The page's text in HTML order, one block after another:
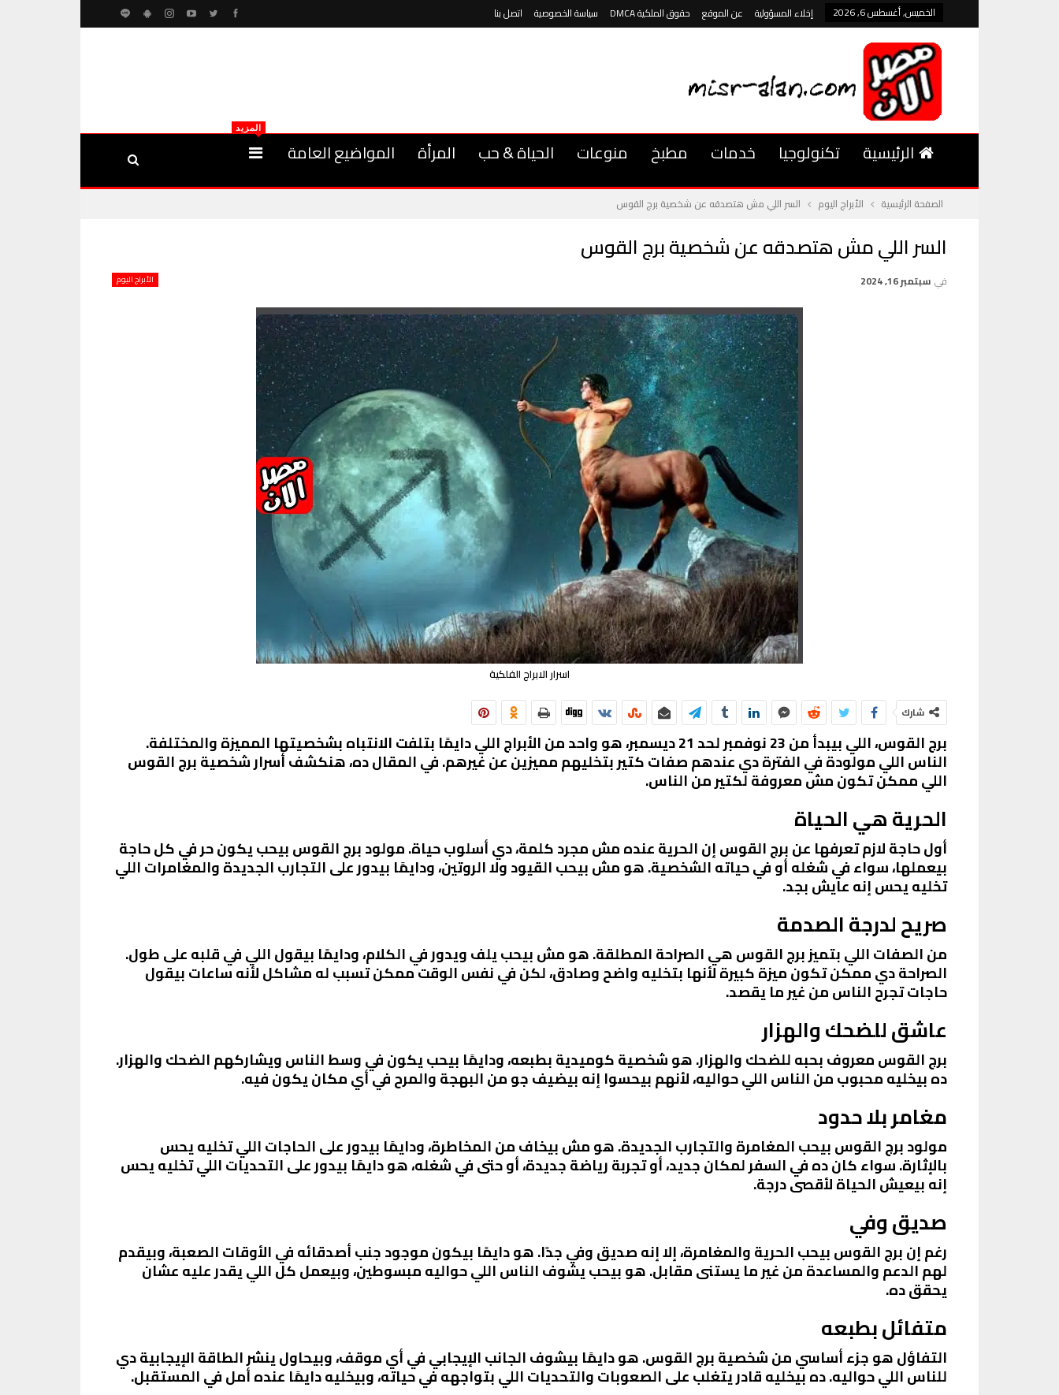
الخميس, أغسطس 6, 2026 إخلاء المسؤولية عن الموقع حقوق الملكية DMCA سياسة الخصوصية اتصل بنا
الرئيسية تكنولوجيا خدمات مطبخ منوعات الحياة & حب المرأة المواضيع العامة
المزيد
الصفحة الرئيسية الأبراج اليوم السر اللي مش هتصدقه عن شخصية برج القوس
السر اللي مش هتصدقه عن شخصية برج القوس
الأبراج اليوم في سبتمبر 16, 2024
اسرار الابراج الفلكية
شارك
برج القوس، اللي بيبدأ من 23 نوفمبر لحد 21 ديسمبر، هو واحد من الأبراج اللي دايمًا بتلفت الانتباه بشخصيتها المميزة والمختلفة.
الناس اللي مولودة في الفترة دي عندهم صفات كتير بتخليهم مميزين عن غيرهم. في المقال ده، هنكشف أسرار شخصية برج القوس
اللي ممكن تكون مش معروفة لكتير من الناس.
الحرية هي الحياة
أول حاجة لازم تعرفها عن برج القوس إن الحرية عنده مش مجرد كلمة، دي أسلوب حياة. مولود برج القوس بيحب يكون حر في كل حاجة
بيعملها، سواء في شغله أو في حياته الشخصية. هو مش بيحب القيود ولا الروتين، ودايمًا بيدور على التجارب الجديدة والمغامرات اللي
تخليه يحس إنه عايش بجد.
صريح لدرجة الصدمة
من الصفات اللي بتميز برج القوس هي الصراحة المطلقة. هو مش بيحب يلف ويدور في الكلام، ودايمًا بيقول اللي في قلبه على طول.
الصراحة دي ممكن تكون ميزة كبيرة لأنها بتخليه واضح وصادق، لكن في نفس الوقت ممكن تسبب له مشاكل لأنه ساعات بيقول
حاجات تجرح الناس من غير ما يقصد.
عاشق للضحك والهزار
برج القوس معروف بحبه للضحك والهزار. هو شخصية كوميدية بطبعه، ودايمًا بيحب يكون في وسط الناس ويشاركهم الضحك والهزار.
ده بيخليه محبوب من الناس اللي حواليه، لأنهم بيحسوا إنه بيضيف جو من البهجة والمرح في أي مكان يكون فيه.
مغامر بلا حدود
مولود برج القوس بيحب المغامرة والتجارب الجديدة. هو مش بيخاف من المخاطرة، ودايمًا بيدور على الحاجات اللي تخليه يحس
بالإثارة. سواء كان ده في السفر لمكان جديد، أو تجربة رياضة جديدة، أو حتى في شغله، هو دايمًا بيدور على التحديات اللي تخليه يحس
إنه بيعيش الحياة لأقصى درجة.
صديق وفي
رغم إن برج القوس بيحب الحرية والمغامرة، إلا إنه صديق وفي جدًا. هو دايمًا بيكون موجود جنب أصدقائه في الأوقات الصعبة، وبيقدم
لهم الدعم والمساعدة من غير ما يستنى مقابل. هو بيحب يشوف الناس اللي حواليه مبسوطين، وبيعمل كل اللي يقدر عليه عشان
يحقق ده.
متفائل بطبعه
التفاؤل هو جزء أساسي من شخصية برج القوس. هو دايمًا بيشوف الجانب الإيجابي في أي موقف، وبيحاول ينشر الطاقة الإيجابية دي
للناس اللي حواليه. ده بيخليه قادر يتغلب على الصعوبات والتحديات اللي بتواجهه في حياته، وبيخليه دايمًا عنده أمل في المستقبل.